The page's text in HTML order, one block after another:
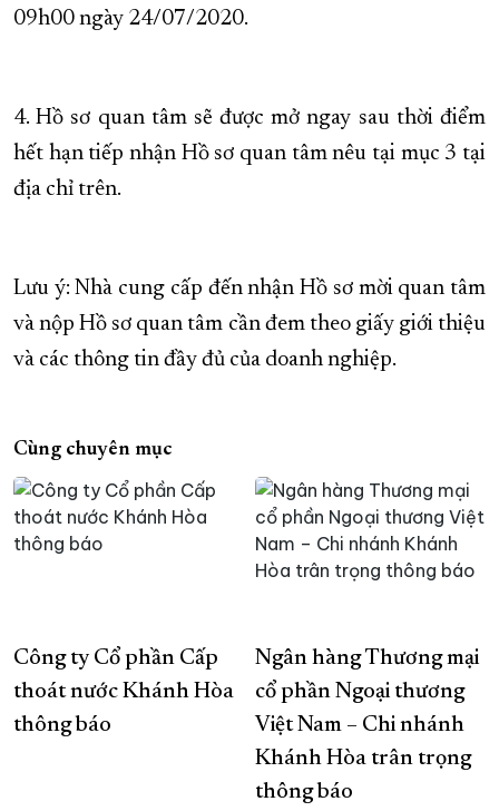
09h00 ngày 24/07/2020.
4. Hồ sơ quan tâm sẽ được mở ngay sau thời điểm
hết hạn tiếp nhận Hồ sơ quan tâm nêu tại mục 3 tại
địa chỉ trên.
Lưu ý: Nhà cung cấp đến nhận Hồ sơ mời quan tâm
và nộp Hồ sơ quan tâm cần đem theo giấy giới thiệu
và các thông tin đầy đủ của doanh nghiệp.
Cùng chuyên mục
Công ty Cổ phần Cấp
thoát nước Khánh Hòa
thông báo
Ngân hàng Thương mại
cổ phần Ngoại thương
Việt Nam – Chi nhánh
Khánh Hòa trân trọng
thông báo